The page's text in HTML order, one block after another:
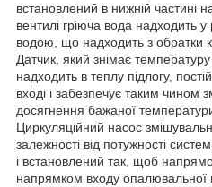
встановлений в нижній частині
вентилі гріюча вода надходить у
водою, що надходить з обратки
Датчик, який знімає
надходить в теплу підлогу,
вході і забезпечує таким чином
досягнення бажаної
Циркуляційний насос
залежності від потужності
і встановлений так, щоб
напрямком входу опалювальної